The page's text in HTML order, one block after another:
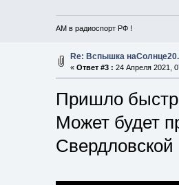
АМ в радиоспорт РФ !
Re: Вспышка
« Ответ #3 : 24 Апреля 2021,
Пришло
Может будет
Свердловской